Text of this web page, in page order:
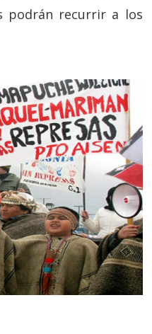
podrán recurrir a los